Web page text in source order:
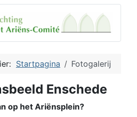
Startpagina Fotogalerij
Enschede
op het Ariënsplein?